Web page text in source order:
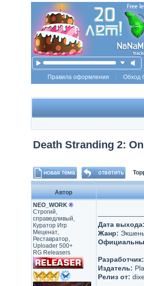
Правила оформления Обход
Death Stranding 2:
Автор
NEO_WORK ®
Строгий,
справедливый,
Куратор Игр
Меценат,
Реставратор,
Uploader 500+
RG Releasers
Дата выхода:
Жанр:
Разработчик:
Издатель:
Релиз от: